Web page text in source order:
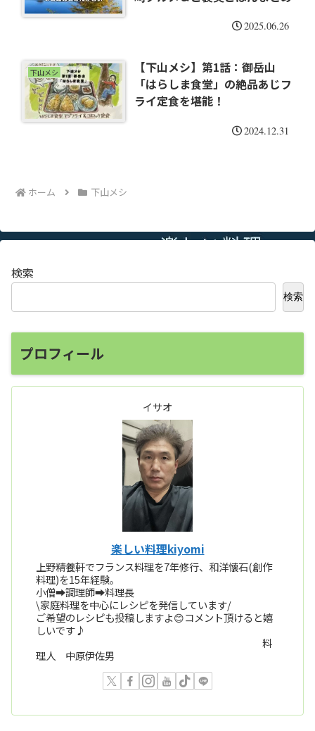
2025.06.26
下山メシ
【下山メシ】第1話：御岳山
「はらしま食堂」の絶品あじフ
ライ定食を堪能！
2024.12.31
ホーム 下山メシ
検索
検索
プロフィール
イサオ
楽しい料理kiyomi
上野精養軒でフランス料理を7年修行、和洋懐石(創作
料理)を15年経験。
小僧➡️調理師➡️料理長
\家庭料理を中心にレシピを発信しています/
ご希望のレシピも投稿しますよ😊コメント頂けると嬉
しいです♪
料
理人 中原伊佐男